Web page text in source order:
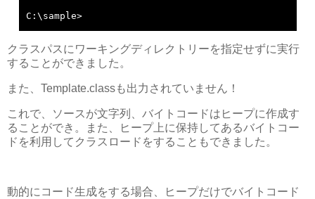
C:\sample>
クラスパスにワーキングディレクトリーを指定せずに実行
することができました。
また、Template.classも出力されていません！
これで、ソースが文字列、バイトコードはヒープに作成す
ることができ。また、ヒープ上に保持してあるバイトコー
ドを利用してクラスロードをすることもできました。
動的にコード生成をする場合、ヒープだけでバイトコード